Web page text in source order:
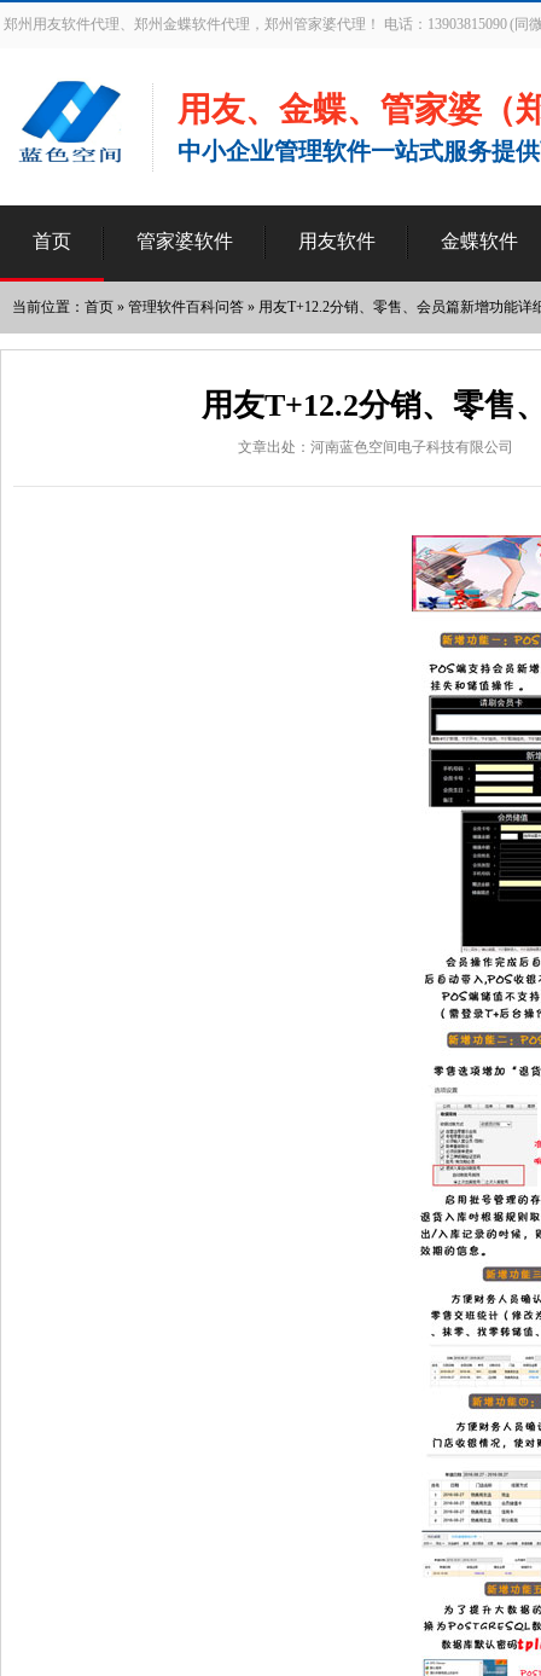
郑州用友软件代理、郑州金蝶软件代理，郑州管家婆代理！ 电话：13903815090 (同
用友、金蝶、管家婆（
中小企业管理软件一站式服务提
首页 管家婆软件 用友软件 金蝶软件
当前位置： 首页 » 管理软件百科问答 » 用友T+12.2分销、零售、会员篇新增功能详
用友T+12.2分销、零售
文章出处：河南蓝色空间电子科技有限公司